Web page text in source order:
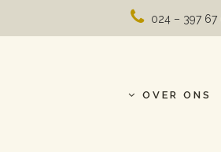
024 – 397 67
OVER ONS